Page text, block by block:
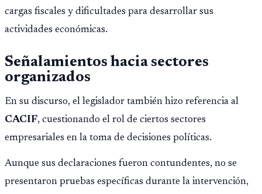
cargas fiscales y dificultades para desarrollar sus
actividades económicas.
Señalamientos hacia sectores
organizados
En su discurso, el legislador también hizo referencia al
CACIF, cuestionando el rol de ciertos sectores
empresariales en la toma de decisiones políticas.
Aunque sus declaraciones fueron contundentes, no se
presentaron pruebas específicas durante la intervención,